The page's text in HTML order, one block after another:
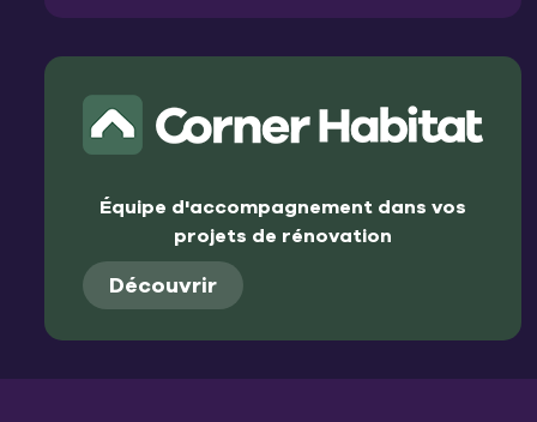
Équipe d'accompagnement dans vos
projets de rénovation
Découvrir